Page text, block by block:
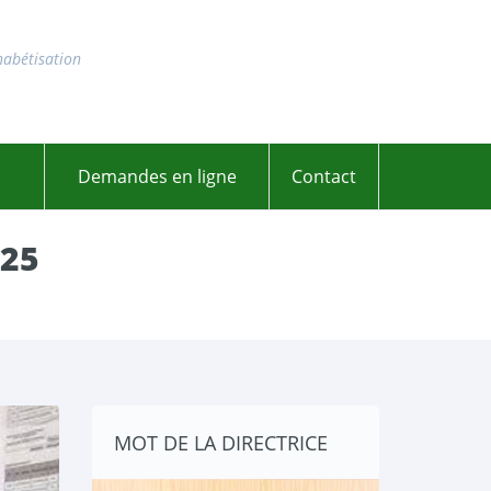
Demandes en ligne Contact
MOT DE LA DIRECTRICE